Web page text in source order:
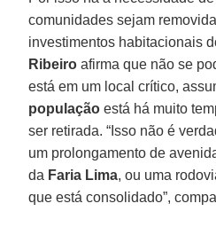
comunidades sejam
investimentos habitacionais
Ribeiro afirma que não se
está em um local crítico,
população está há muito
ser retirada. “Isso não é
um prolongamento de
da Faria Lima, ou uma
que está consolidado”,